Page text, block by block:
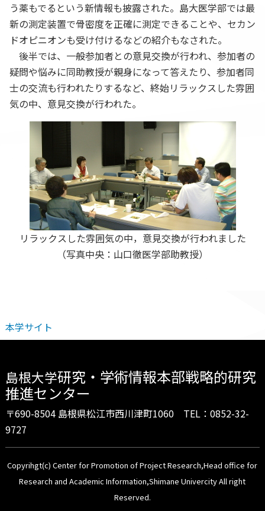
う薬もでるという新情報も披露された。島大医学部では最
新の測定装置で骨密度を正確に測定できることや、セカン
ドオピニオンも受け付けるなどの紹介もなされた。
後半では、一般参加者との意見交換が行われ、参加者の
疑問や悩みに同助教授が親身になって答えたり、参加者同
士の交流も行われたりするなど、終始リラックスした雰囲
気の中、意見交換が行われた。
リラックスした雰囲気の中，意見交換が行われました
（写真中央：山口徹医学部助教授）
本学サイト
島根大学研究・学術情報本部戦略的研究
推進センター
〒690-8504 島根県松江市西川津町1060 TEL：0852-32-
9727
Copyrihgt(c) Center for Promotion of Project Research,Head office for
Research and Academic Information,Shimane Univercity All right
Reserved.